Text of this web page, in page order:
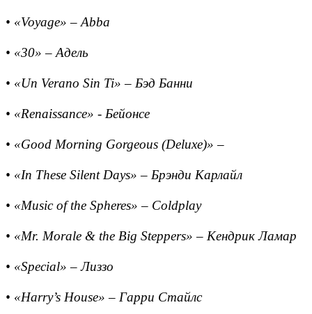
• «Voyage» – Abba
• «30» – Адель
• «Un Verano Sin Ti» – Бэд Банни
• «Renaissance» - Бейонсе
• «Good Morning Gorgeous (Deluxe)» –
• «In These Silent Days» – Брэнди Карлайл
• «Music of the Spheres» – Coldplay
• «Mr. Morale & the Big Steppers» – Кендрик Ламар
• «Special» – Лиззо
• «Harry’s House» – Гарри Стайлс